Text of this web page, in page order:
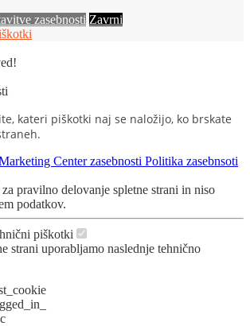
zasebnosti Zavrni
kateri piškotki naj se naložijo, ko brskate
Center zasebnosti Politika zasebnsoti
pravilno delovanje spletne strani in niso
podatkov.
piškotki
strani uporabljamo naslednje tehnično